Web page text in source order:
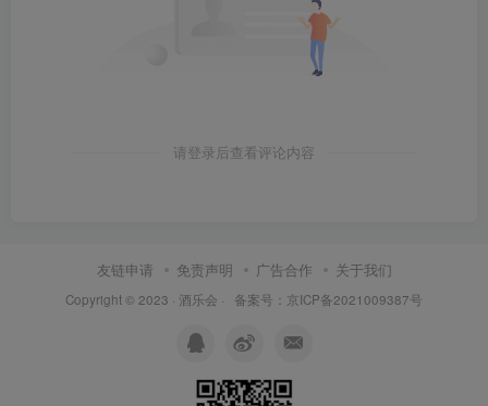
请登录后查看评论内容
友链申请 免责声明 广告合作 关于我们
Copyright © 2023 · 酒乐会 · 备案号：京ICP备2021009387号